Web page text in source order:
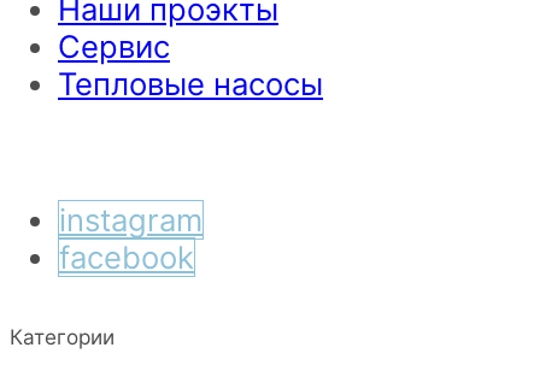
Наши проэкты
Сервис
Тепловые насосы
instagram
facebook
Категории